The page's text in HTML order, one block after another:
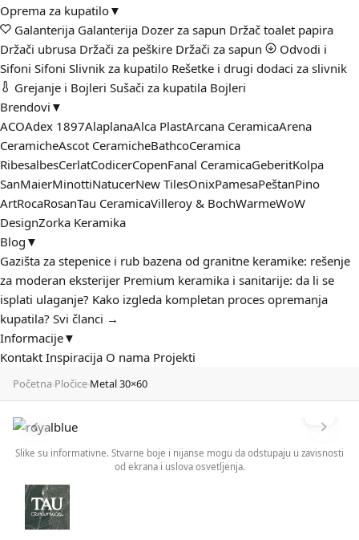
Oprema za kupatilo▼
Galanterija Galanterija Dozer za sapun Držač toalet papira
Držači ubrusa Držači za peškire Držači za sapun
Odvodi i
Sifoni Sifoni Slivnik za kupatilo Rešetke i drugi dodaci za slivnik
Grejanje i Bojleri Sušači za kupatila Bojleri
Brendovi ▼
ACOAdex 1897AlaplanaAlca PlastArcana CeramicaArena
CeramicheAscot CeramicheBathcoCeramica
RibesalbesCerlatCodicerCopenFanal CeramicaGeberitKolpa
SanMaierMinottiNatucerNew TilesOnixPamesaPeštanPino
ArtRocaRosanTau CeramicaVilleroy & BochWarmeWoW
DesignZorka Keramika
Blog ▼
Gazišta za stepenice i rub bazena od granitne keramike: rešenje
za moderan eksterijer Premium keramika i sanitarije: da li se
isplati ulaganje? Kako izgleda kompletan proces opremanja
kupatila? Svi članci →
Informacije▼
Kontakt Inspiracija O nama Projekti
Početna›Pločice›Metal 30×60
Slike su informativne. Stvarne boje i nijanse mogu da odstupaju u zavisnosti
od ekrana i uslova osvetljenja.